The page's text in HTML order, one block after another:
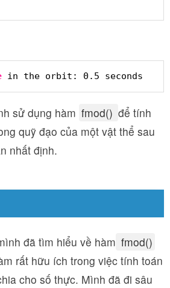
in the orbit: 0.5 seconds
sử dụng hàm fmod() để tính
quỹ đạo của một vật thể sau
nhất định.
đã tìm hiểu về hàm fmod()
rất hữu ích trong việc tính toán
cho số thực. Mình đã đi sâu